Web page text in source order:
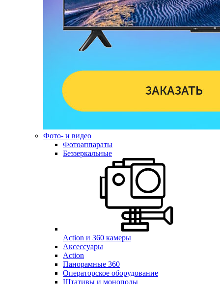
Фото- и видео
Фотоаппараты
Беззеркальные
Action и 360 камеры
Аксессуары
Action
Панорамные 360
Операторское оборудование
Штативы и моноподы